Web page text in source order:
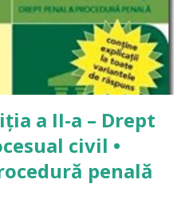
de admitere în profesie și,
lipsește intrumentul
doctrina. Problema
a II-a – Drept
civil •
penală